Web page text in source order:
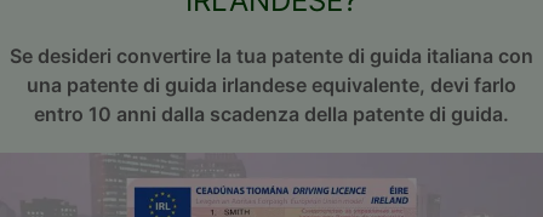
Se desideri convertire la tua patente di guida italiana con
una patente di guida irlandese equivalente, devi farlo
entro 10 anni dalla scadenza della patente di guida.